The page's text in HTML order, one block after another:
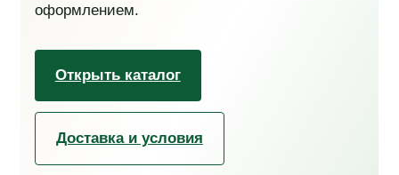
оформлением.
Открыть каталог
Доставка и условия